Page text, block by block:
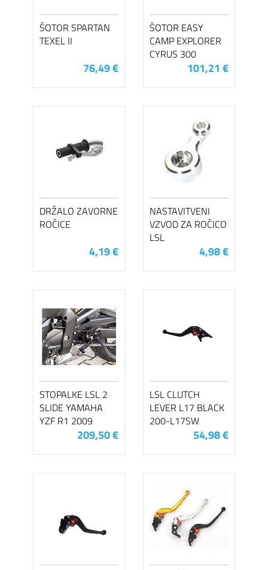
ŠOTOR SPARTAN
TEXEL II
76,49 €
ŠOTOR EASY
CAMP EXPLORER
CYRUS 300
101,21 €
DRŽALO ZAVORNE
ROČICE
4,19 €
NASTAVITVENI
VZVOD ZA ROČICO
LSL
4,98 €
STOPALKE LSL 2
SLIDE YAMAHA
YZF R1 2009
209,50 €
LSL CLUTCH
LEVER L17 BLACK
200-L17SW
54,98 €